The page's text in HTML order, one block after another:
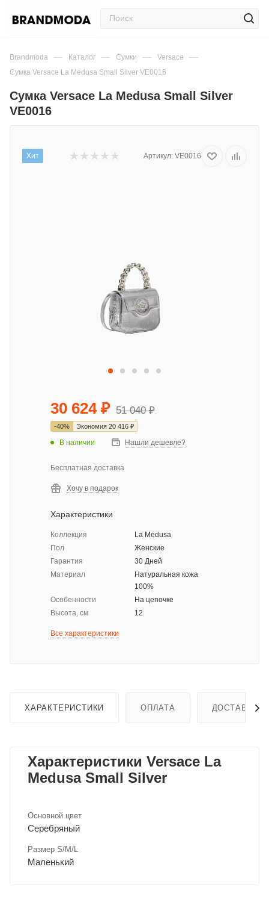
Brandmoda — Каталог — Сумки — Versace —
Сумка Versace La Medusa Small Silver VE0016
Сумка Versace La Medusa Small Silver
VE0016
Хит Артикул: VE0016
30 624₽ 51 040₽
-40% Экономия 20 416 ₽
В наличии Нашли дешевле?
Бесплатная доставка
Хочу в подарок
Характеристики
Коллекция
La Medusa
Пол
Женские
Гарантия
30 Дней
Материал
Натуральная кожа
100%
Особенности
На цепочке
Высота, см
12
Все характеристики
ХАРАКТЕРИСТИКИ ОПЛАТА ДОСТАВКА
Характеристики Versace La
Medusa Small Silver
Основной цвет
Серебряный
Размер S/M/L
Маленький